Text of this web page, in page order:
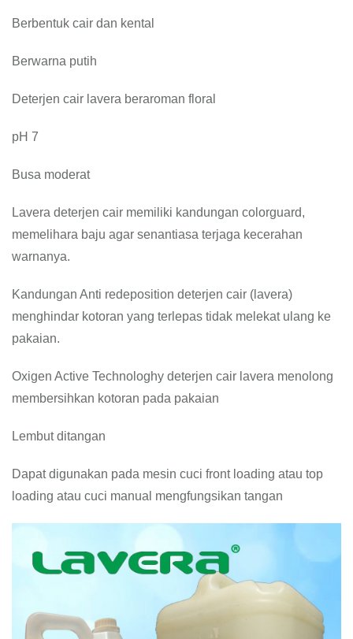
Berbentuk cair dan kental
Berwarna putih
Deterjen cair lavera beraroman floral
pH 7
Busa moderat
Lavera deterjen cair memiliki kandungan colorguard,
memelihara baju agar senantiasa terjaga kecerahan
warnanya.
Kandungan Anti redeposition deterjen cair (lavera)
menghindar kotoran yang terlepas tidak melekat ulang ke
pakaian.
Oxigen Active Technologhy deterjen cair lavera menolong
membersihkan kotoran pada pakaian
Lembut ditangan
Dapat digunakan pada mesin cuci front loading atau top
loading atau cuci manual mengfungsikan tangan